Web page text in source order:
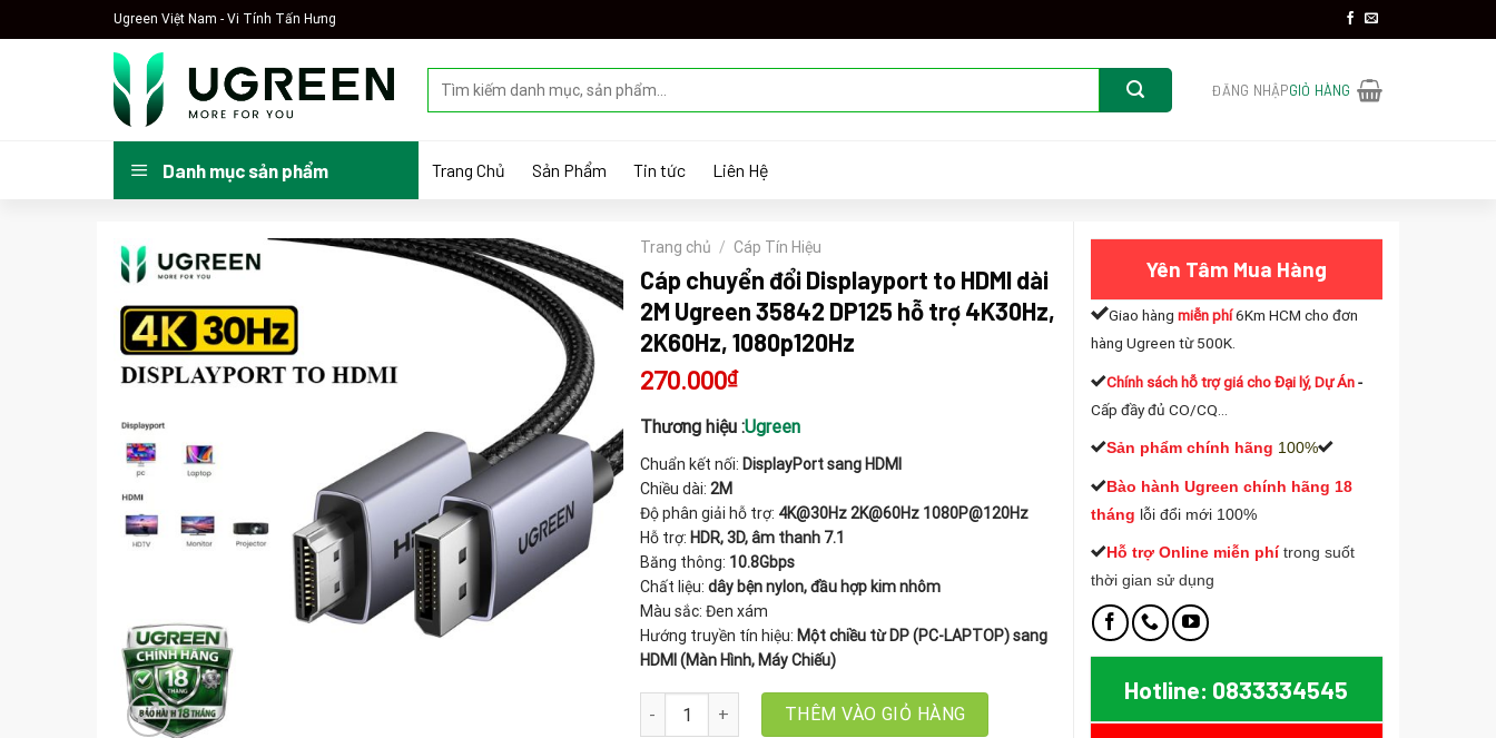
to
Ugreen Việt Nam - Vi Tính Tấn Hưng
kiếm:
ĐĂNG NHẬPGIỎ HÀNG
Danh mục sản phẩm Trang Chủ Sản Phẩm Tin tức Liên Hệ
Trang chủ / Cáp Tín Hiệu
Cáp chuyển đổi Displayport to HDMI dài
2M Ugreen 35842 DP125 hỗ trợ 4K30Hz,
2K60Hz, 1080p120Hz
270.000₫
Thương hiệu :Ugreen
Chuẩn kết nối: DisplayPort sang HDMI
Chiều dài: 2M
Độ phân giải hỗ trợ: 4K@30Hz 2K@60Hz 1080P@120Hz
Hỗ trợ: HDR, 3D, âm thanh 7.1
Băng thông: 10.8Gbps
Chất liệu: dây bện nylon, đầu hợp kim nhôm
Màu sắc: Đen xám
Hướng truyền tín hiệu: Một chiều từ DP (PC-LAPTOP) sang
HDMI (Màn Hình, Máy Chiếu)
Cáp chuyển đổi Displayport to HDMI dài 2M Ugreen 35842 DP125 hỗ trợ 4K30Hz, 2K60Hz, 1080p120Hz số lượng
THÊM VÀO GIỎ HÀNG
Yên Tâm Mua Hàng
Giao hàng miễn phí 6Km HCM cho đơn
hàng Ugreen từ 500K.
Chính sách hỗ trợ giá cho Đại lý, Dự Án-
Cấp đầy đủ CO/CQ...
Sản phẩm chính hãng 100%
Bào hành Ugreen chính hãng 18
tháng lỗi đổi mới 100%
Hỗ trợ Online miễn phí trong suốt
thời gian sử dụng
Hotline: 0833334545